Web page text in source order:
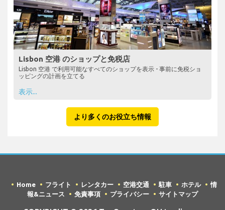
Lisbon 空港 のショップと免税店
Lisbon 空港 で利用可能なすべてのショップを表示 - 事前に免税ショ
ッピングの計画を立てる
表示...
より多くのお役立ち情報
Home フライト レンタカー 空港交通 駐車 ホテル
情
報&ニュース
免責事項 プライバシー サイトマップ